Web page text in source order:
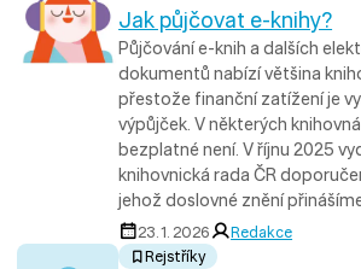
Jak půjčovat e-knihy?
Půjčování e-knih a dalších
dokumentů nabízí většina
přestože finanční zatížení je
výpůjček. V některých
bezplatné není. V říjnu 2025
knihovnická rada ČR
jehož doslovné znění
23. 1. 2026
Redakce
Rejstříky